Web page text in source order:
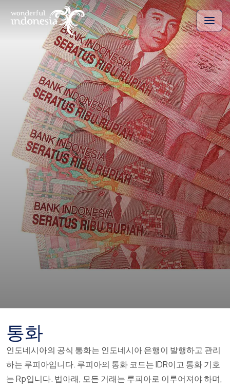
통화
인도네시아의 공식 통화는 인도네시아 은행이 발행하고 관리
하는 루피아입니다. 루피아의 통화 코드는 IDR이고 통화 기호
는 Rp입니다. 법아래, 모든 거래는 루피아로 이루어져야 하며,